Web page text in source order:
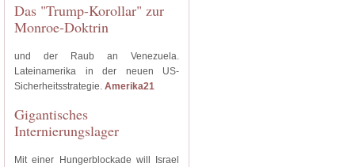
Das "Trump-Korollar" zur
Monroe-Doktrin
und der Raub an Venezuela.
Lateinamerika in der neuen US-
Sicherheitsstrategie. Amerika21
Gigantisches
Internierungslager
Mit einer Hungerblockade will Israel